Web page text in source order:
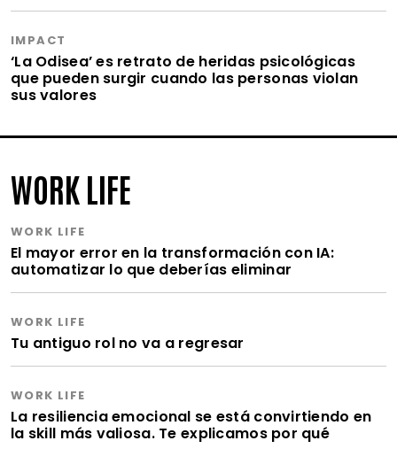
IMPACT
‘La Odisea’ es retrato de heridas psicológicas
que pueden surgir cuando las personas violan
sus valores
WORK LIFE
WORK LIFE
El mayor error en la transformación con IA:
automatizar lo que deberías eliminar
WORK LIFE
Tu antiguo rol no va a regresar
WORK LIFE
La resiliencia emocional se está convirtiendo en
la skill más valiosa. Te explicamos por qué